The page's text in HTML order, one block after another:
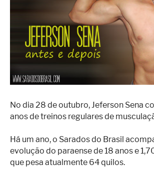
Fisiculturismo
Anabolizantes
Alimentação
Treino
Ensaios
Concursos
No dia 28 de outubro, Jeferson Sena
anos de treinos regulares de
Há um ano, o Sarados do Brasil
evolução do paraense de 18 anos e
que pesa atualmente 64 quilos.